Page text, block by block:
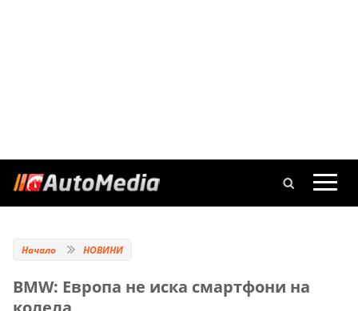
Начало НОВИНИ
BMW: Eвропа не иска смартфони на